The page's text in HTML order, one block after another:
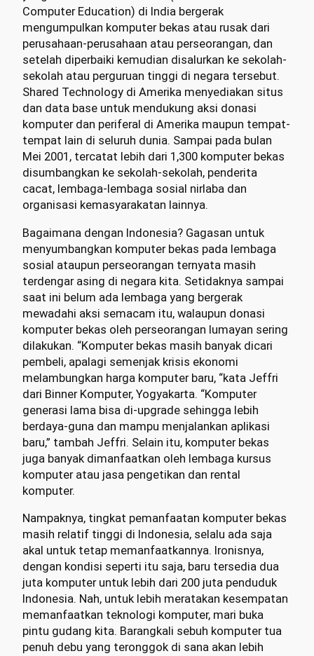
Computer Education) di India bergerak
mengumpulkan komputer bekas atau rusak dari
perusahaan-perusahaan atau perseorangan, dan
setelah diperbaiki kemudian disalurkan ke sekolah-
sekolah atau perguruan tinggi di negara tersebut.
Shared Technology di Amerika menyediakan situs
dan data base untuk mendukung aksi donasi
komputer dan periferal di Amerika maupun tempat-
tempat lain di seluruh dunia. Sampai pada bulan
Mei 2001, tercatat lebih dari 1,300 komputer bekas
disumbangkan ke sekolah-sekolah, penderita
cacat, lembaga-lembaga sosial nirlaba dan
organisasi kemasyarakatan lainnya.
Bagaimana dengan Indonesia? Gagasan untuk
menyumbangkan komputer bekas pada lembaga
sosial ataupun perseorangan ternyata masih
terdengar asing di negara kita. Setidaknya sampai
saat ini belum ada lembaga yang bergerak
mewadahi aksi semacam itu, walaupun donasi
komputer bekas oleh perseorangan lumayan sering
dilakukan. “Komputer bekas masih banyak dicari
pembeli, apalagi semenjak krisis ekonomi
melambungkan harga komputer baru, “kata Jeffri
dari Binner Komputer, Yogyakarta. “Komputer
generasi lama bisa di-upgrade sehingga lebih
berdaya-guna dan mampu menjalankan aplikasi
baru,” tambah Jeffri. Selain itu, komputer bekas
juga banyak dimanfaatkan oleh lembaga kursus
komputer atau jasa pengetikan dan rental
komputer.
Nampaknya, tingkat pemanfaatan komputer bekas
masih relatif tinggi di Indonesia, selalu ada saja
akal untuk tetap memanfaatkannya. Ironisnya,
dengan kondisi seperti itu saja, baru tersedia dua
juta komputer untuk lebih dari 200 juta penduduk
Indonesia. Nah, untuk lebih meratakan kesempatan
memanfaatkan teknologi komputer, mari buka
pintu gudang kita. Barangkali sebuh komputer tua
penuh debu yang teronggok di sana akan lebih